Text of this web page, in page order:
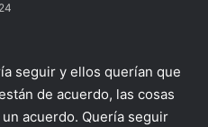
seguir y ellos querían que
de acuerdo, las cosas
acuerdo. Quería seguir